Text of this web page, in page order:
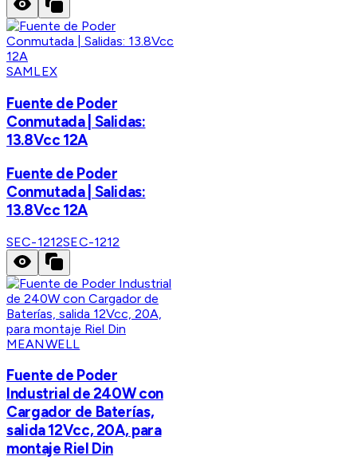
SAMLEX
Fuente de Poder
Conmutada | Salidas:
13.8Vcc 12A
Fuente de Poder
Conmutada | Salidas:
13.8Vcc 12A
SEC-1212SEC-1212
MEANWELL
Fuente de Poder
Industrial de 240W con
Cargador de Baterías,
salida 12Vcc, 20A, para
montaje Riel Din